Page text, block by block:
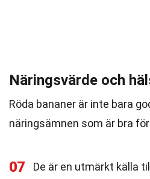
Näringsvärde och
Röda bananer är inte bara
näringsämnen som är bra
07
De är en utmärkt källa